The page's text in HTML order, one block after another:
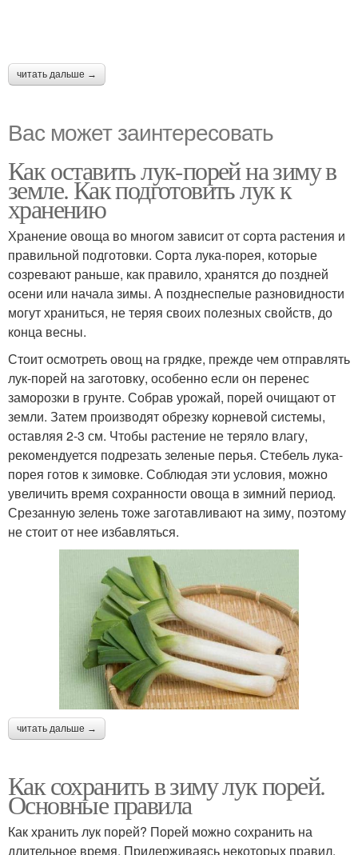
читать дальше →
Вас может заинтересовать
Как оставить лук-порей на зиму в
земле. Как подготовить лук к
хранению
Хранение овоща во многом зависит от сорта растения и
правильной подготовки. Сорта лука-порея, которые
созревают раньше, как правило, хранятся до поздней
осени или начала зимы. А позднеспелые разновидности
могут храниться, не теряя своих полезных свойств, до
конца весны.
Стоит осмотреть овощ на грядке, прежде чем отправлять
лук-порей на заготовку, особенно если он перенес
заморозки в грунте. Собрав урожай, порей очищают от
земли. Затем производят обрезку корневой системы,
оставляя 2-3 см. Чтобы растение не теряло влагу,
рекомендуется подрезать зеленые перья. Стебель лука-
порея готов к зимовке. Соблюдая эти условия, можно
увеличить время сохранности овоща в зимний период.
Срезанную зелень тоже заготавливают на зиму, поэтому
не стоит от нее избавляться.
читать дальше →
Как сохранить в зиму лук порей.
Основные правила
Как хранить лук порей? Порей можно сохранить на
длительное время. Придерживаясь некоторых правил,